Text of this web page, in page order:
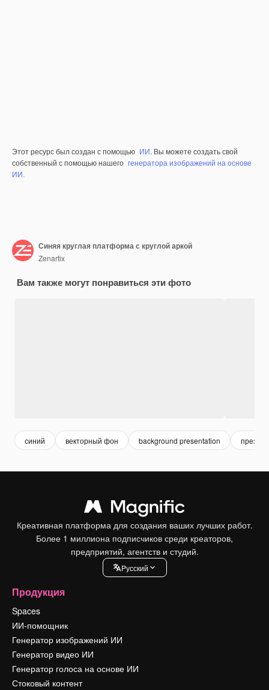
Этот ресурс был создан с помощью ИИ. Вы можете создать свой
собственный с помощью нашего генератора изображений на основе
ИИ.
Синяя круглая платформа с круглой аркой
Zenartix
Вам также могут понравиться эти фото
синий векторный фон background presentation
Креативная платформа для создания ваших лучших работ.
Более 1 миллиона подписчиков среди креаторов,
предприятий, агентств и студий.
Pусский
Продукция
Spaces
ИИ-помощник
Генератор изображений ИИ
Генератор видео ИИ
Генератор голоса на основе ИИ
Стоковый контент